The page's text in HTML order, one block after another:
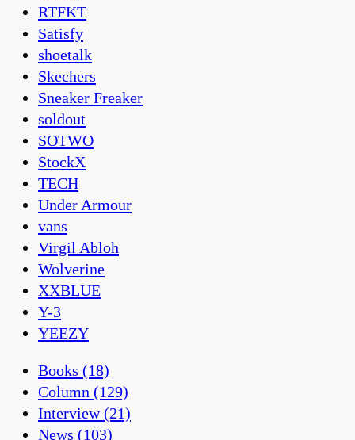
RTFKT
Satisfy
shoetalk
Skechers
Sneaker Freaker
soldout
SOTWO
StockX
TECH
Under Armour
vans
Virgil Abloh
Wolverine
XXBLUE
Y-3
YEEZY
Books (18)
Column (129)
Interview(21)
News (103)